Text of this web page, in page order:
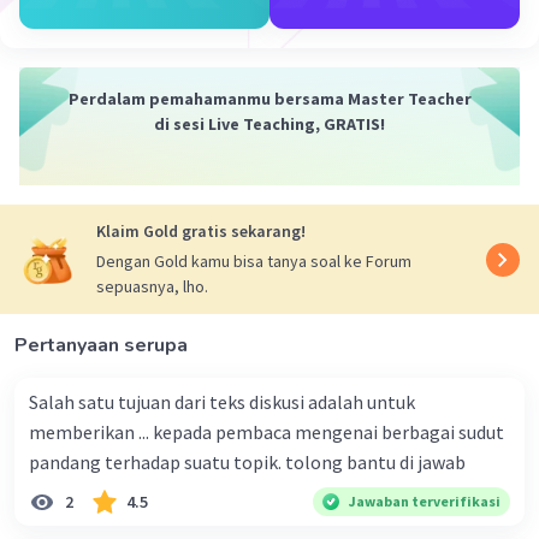
Perdalam pemahamanmu bersama Master Teacher
di sesi Live Teaching, GRATIS!
Klaim Gold gratis sekarang!
Dengan Gold kamu bisa tanya soal ke Forum
sepuasnya, lho.
Pertanyaan serupa
Salah satu tujuan dari teks diskusi adalah untuk
memberikan ... kepada pembaca mengenai berbagai sudut
pandang terhadap suatu topik. tolong bantu di jawab
2 4.5 Jawaban terverifikasi